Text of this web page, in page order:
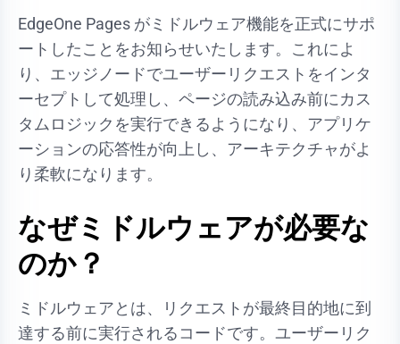
EdgeOne Pages がミドルウェア機能を正式にサポ
ートしたことをお知らせいたします。これによ
り、エッジノードでユーザーリクエストをインタ
ーセプトして処理し、ページの読み込み前にカス
タムロジックを実行できるようになり、アプリケ
ーションの応答性が向上し、アーキテクチャがよ
り柔軟になります。
なぜミドルウェアが必要な
のか？
ミドルウェアとは、リクエストが最終目的地に到
達する前に実行されるコードです。ユーザーリク